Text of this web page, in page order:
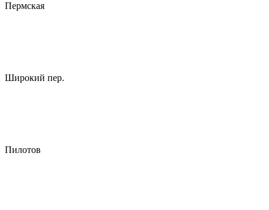
Пермская
Широкий пер.
Пилотов